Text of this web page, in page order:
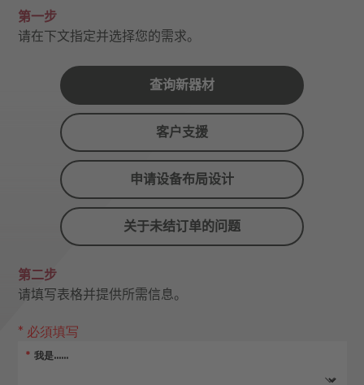
第一步
请在下文指定并选择您的需求。
查询新器材
客户支援
申请设备布局设计
关于未结订单的问题
第二步
请填写表格并提供所需信息。